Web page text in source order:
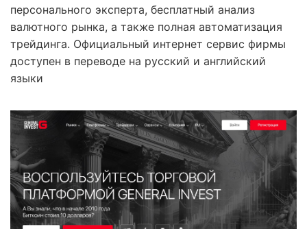
персонального эксперта, бесплатный анализ
валютного рынка, а также полная автоматизация
трейдинга. Официальный интернет сервис фирмы
доступен в переводе на русский и английский
языки